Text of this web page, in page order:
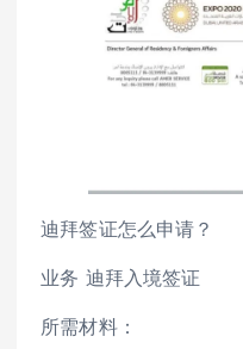
迪拜签证怎么申请？
业务 迪拜入境签证
所需材料：